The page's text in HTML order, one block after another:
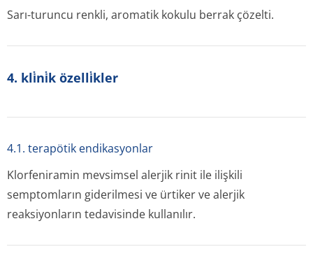
Sarı-turuncu renkli, aromatik kokulu berrak çözelti.
4. kli̇ni̇k özelli̇kler
4.1. terapötik endikasyonlar
Klorfeniramin mevsimsel alerjik rinit ile ilişkili
semptomların giderilmesi ve ürtiker ve alerjik
reaksiyonların tedavisinde kullanılır.